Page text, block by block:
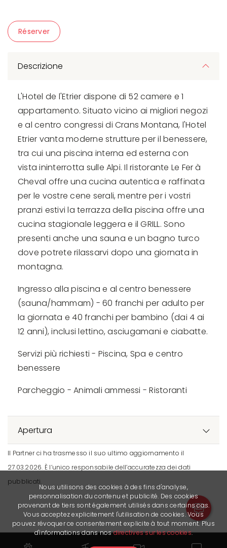
Réserver
Descrizione
L'Hotel de l'Etrier dispone di 52 camere e 1
appartamento. Situato vicino ai migliori negozi
e al centro congressi di Crans Montana, l'Hotel
Etrier vanta moderne strutture per il benessere,
tra cui una piscina interna ed esterna con
vista ininterrotta sulle Alpi. Il ristorante Le Fer à
Cheval offre una cucina autentica e raffinata
per le vostre cene serali, mentre per i vostri
pranzi estivi la terrazza della piscina offre una
cucina stagionale leggera e il GRILL. Sono
presenti anche una sauna e un bagno turco
dove potrete rilassarvi dopo una giornata in
montagna.
Ingresso alla piscina e al centro benessere
(sauna/hammam) - 60 franchi per adulto per
la giornata e 40 franchi per bambino (dai 4 ai
12 anni), inclusi lettino, asciugamani e ciabatte.
Servizi più richiesti - Piscina, Spa e centro
benessere
Parcheggio - Animali ammessi - Ristoranti
Apertura
Il Partner ci ha trasmesso il suo ultimo aggiornamento il
27.03.2026. È l’unico responsabile dell’accuratezza dei dati
pubblicati.
Nous utilisons des cookies à des fins d'analyse,
personnalisation du contenu et publicité. Des cookies
provenant de tiers sont également utilisés dans certains cas.
Vous acceptez explicitement l'utilisation de cookies. Vous
pouvez révoquer ce consentement explicite à tout moment. Plus
d'informations dans nosdirectives sur les cookies.